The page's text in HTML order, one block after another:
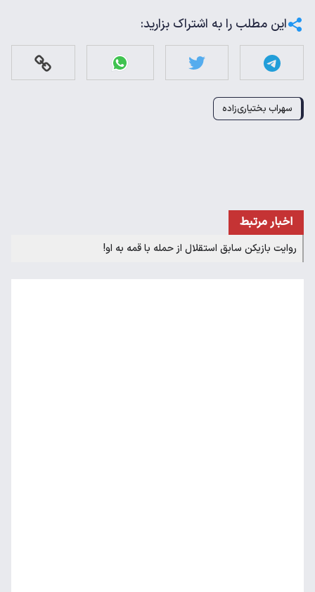
این مطلب را به اشتراک بزارید:
سهراب بختیاری‌زاده
اخبار مرتبط
روایت بازیکن سابق استقلال از حمله با قمه به او!